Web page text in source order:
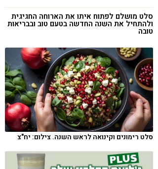
ילדים
תזונה וספורט
הפרעות קשב & ריכוז
אכילה רגשית
קורונה
טבעונות
סלט מושלם לפתוח איתו את הארוחה החגיגית
ולהתחיל את השנה החדשה בטעם טוב ובבריאות
טובה
סלט רימונים וקינואה לראש השנה. צילום: יח"צ